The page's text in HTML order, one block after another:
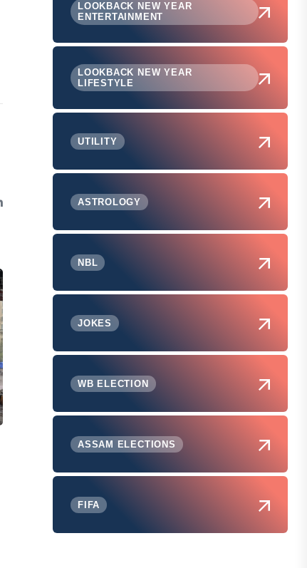
LOOKBACK NEW YEAR
ENTERTAINMENT
LOOKBACK NEW YEAR
LIFESTYLE
UTILITY
ASTROLOGY
NBL
JOKES
WB ELECTION
ASSAM ELECTIONS
FIFA